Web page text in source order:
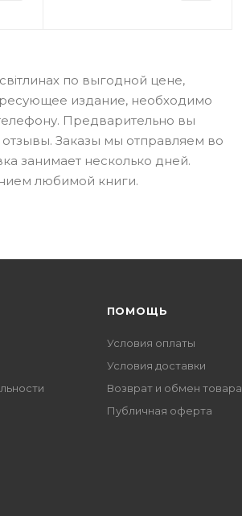
по выгодной цене,
издание, необходимо
Предварительно вы
Заказы мы отправляем во
занимает несколько дней.
любимой книги.
ПОМОЩЬ
Условия оплаты
Условия доставки
Возврат и обмен товара
Публичная оферта